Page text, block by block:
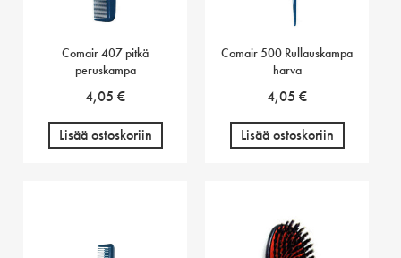
Comair 407 pitkä
peruskampa
4,05€
Lisää ostoskoriin
Comair 500 Rullauskampa
harva
4,05€
Lisää ostoskoriin